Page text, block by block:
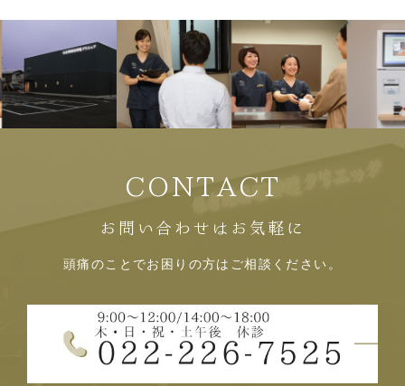
CONTACT
お問い合わせはお気軽に
頭痛のことでお困りの方はご相談ください。